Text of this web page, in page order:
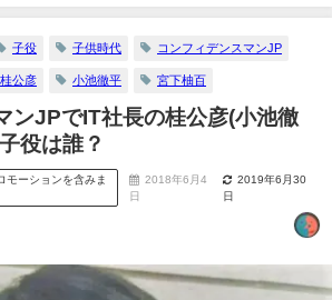
子役 子供時代 コンフィデンスマンJP
桂公彦 小池徹平 宮下柚百
ンJPでIT社長の桂公彦(小池徹
役は誰？
モーションを含みま
2018年6月4
日
2019年6月30
日